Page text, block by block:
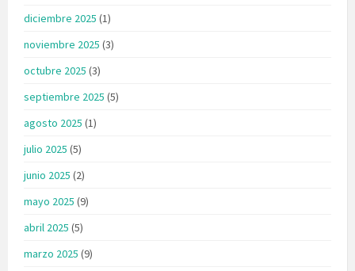
diciembre 2025 (1)
noviembre 2025 (3)
octubre 2025 (3)
septiembre 2025 (5)
agosto 2025 (1)
julio 2025 (5)
junio 2025 (2)
mayo 2025 (9)
abril 2025 (5)
marzo 2025 (9)